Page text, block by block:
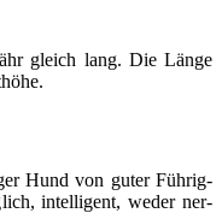
gleich lang. Die Län­ge
Hund von guter Füh­rig­
intel­li­gent, weder ner­